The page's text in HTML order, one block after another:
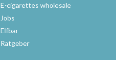
E-cigarettes wholesale
Jobs
Elfbar
Ratgeber